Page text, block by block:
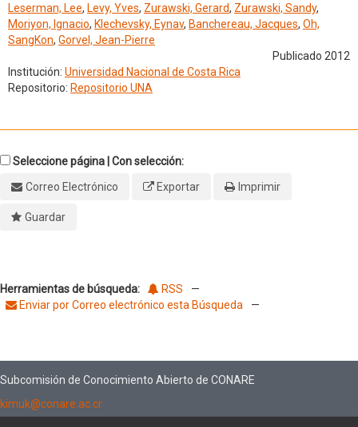
Leserman, Lee, Levy, Yves, Zurawski, Gerard, Zurawski, Sandy,
Moriyon, Ignacio, Klechevsky, Eynav, Banchereau, Jacques, Oh,
SangKon, Gorvel, Jean-Pierre
Publicado 2012
Institución: Universidad Nacional de Costa Rica
Repositorio: Repositorio UNA
Seleccione página | Con selección:
Correo Electrónico
Exportar Imprimir
Guardar
Herramientas de búsqueda: RSS
—
Enviar por Correo electrónico esta Búsqueda
—
Subcomisión de Conocimiento Abierto de CONARE
kimuk@conare.ac.cr